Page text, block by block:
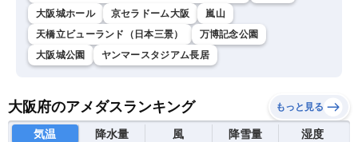
大阪城ホール
京セラドーム大阪
嵐山
天橋立ビューランド（日本三景）
万博記念公園
大阪城公園
ヤンマースタジアム長居
大阪府のアメダスランキング もっと見る
気温 降水量 風 降雪量 湿度